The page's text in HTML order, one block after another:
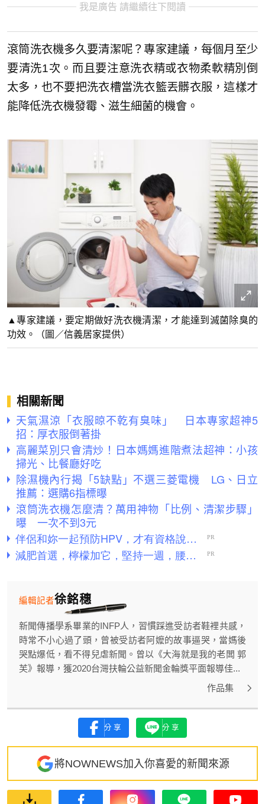
我是廣告 請繼續往下閱讀
滾筒洗衣機多久要清潔呢？專家建議，每個月至少
要清洗1次。而且要注意洗衣精或衣物柔軟精別倒
太多，也不要把洗衣槽當洗衣籃丟髒衣服，這樣才
能降低洗衣機發霉、滋生細菌的機會。
▲專家建議，要定期做好洗衣機清潔，才能達到滅菌除臭的
功效。（圖／信義居家提供）
相關新聞
天氣濕涼「衣服晾不乾有臭味」 日本專家超神5
招：厚衣服倒著掛
高麗菜別只會清炒！日本媽媽進階煮法超神：小孩
掃光、比餐廳好吃
除濕機內行揭「5缺點」不選三菱電機 LG、日立
推薦：選購6指標曝
滾筒洗衣機怎麼清？萬用神物「比例、清潔步驟」
曝 一次不到3元
徐銘穗
編輯記者
新聞傳播學系畢業的INFP人，習慣踩進受訪者鞋裡共感，
時常不小心過了頭，曾被受訪者阿嬤的故事逼哭，當媽後
哭點爆低，看不得兒虐新聞。曾以《大海就是我的老闆 郭
芙》報導，獲2020台灣扶輪公益新聞金輪獎平面報導佳...
作品集
分享 分享
將NOWNEWS加入你喜愛的新聞來源